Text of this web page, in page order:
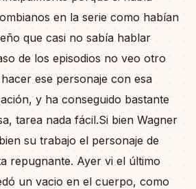
en la serie como habían
que casi no sabía hablar
de los episodios no veo otro
ese personaje con esa
y ha conseguido bastante
tarea nada fácil.Si bien Wagner
su trabajo el personaje de
repugnante. Ayer vi el último
un vacio en el cuerpo, como